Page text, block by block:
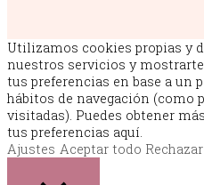
Utilizamos cookies propias y
nuestros servicios y
tus preferencias en base a un
hábitos de navegación (como
visitadas). Puedes obtener
tus preferencias aquí.
Ajustes Aceptar todo